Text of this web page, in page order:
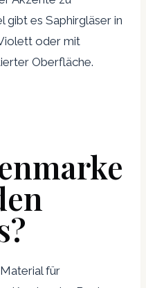
gibt es Saphirgläser in
oder mit
Oberfläche.
für